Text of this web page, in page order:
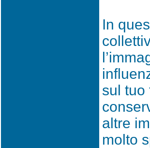
In
sul tuo
altre
molto